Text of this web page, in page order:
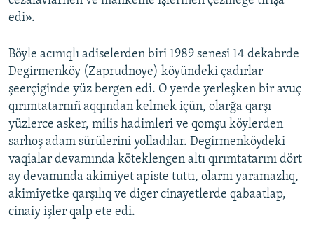
edi».
Böyle acınıqlı adiselerden biri 1989 senesi 14 dekabrde
Degirmenköy (Zaprudnoye) köyündeki çadırlar
şeerçiginde yüz bergen edi. O yerde yerleşken bir avuç
qırımtatarnıñ aqqından kelmek içün, olarğa qarşı
yüzlerce asker, milis hadimleri ve qomşu köylerden
sarhoş adam sürülerini yolladılar. Degirmenköydeki
vaqialar devamında köteklengen altı qırımtatarını dört
ay devamında akimiyet apiste tuttı, olarnı yaramazlıq,
akimiyetke qarşılıq ve diger cinayetlerde qabaatlap,
cinaiy işler qalp ete edi.